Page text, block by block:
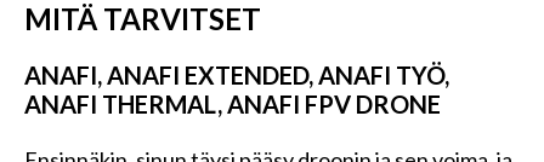
MITÄ TARVITSET
ANAFI, ANAFI EXTENDED, ANAFI TYÖ,
ANAFI THERMAL, ANAFI FPV DRONE